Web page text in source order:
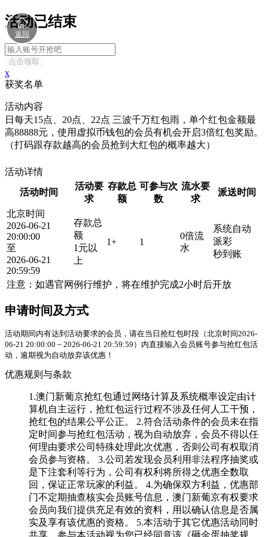
返回
活动已结束
点击领取
x
获奖名单
活动内容
全体会员凡是在当天存款1元+ ，在北京时间6月19日至6月21
日每天15点、20点、22点 三波千万红包雨，单个红包金额最
高88888元，使用虚拟币钱包的会员有机会开启3倍红包奖励。
（打码跟存款越高的会员抢到大红包的概率越大）
活动详情
活动时间
活动要
求
存款总
额
可参与次
数
流水要
求
派送时间
北京时间
2026-06-21
20:00:00
至
2026-06-21
20:59:59
存款总
额
1元以
上
1+ 1
0倍流
水
系统自动
派彩
秒到账
注意：如遇官网例行维护，将在维护完成2小时后开放
申请时间及方式
活动期间内有达到活动要求的会员，请在当日抢红包时段（北京时间2026-
06-21 20:00:00 ~ 2026-06-21 20:59:59）内直接输入会员账号参与抢红包活
动，逾期视为自动放弃该优惠！
优惠规则与条款
1.澳门新葡京抢红包通过网络计算及系统概率设定由计
算机自主运行， 抢红包运行过程不涉及任何人工干预，
抢红包的结果公平公正。 2.符合活动条件的会员未在指
定时间参与抢红包活动，视为自动放弃，会员不得以任
何理由要求公司特殊处理此次优惠，否则公司有权取消
会员参与资格。 3.公司若发现会员利用非法程序抽奖或
是下注套利等行为，公司有权利将所得之优惠全数取
回，保证正常玩家的利益。 4.为确保双方利益，优惠部
门不定期抽查核实会员账号信息，澳门新葡京有权要求
会员向我们提供充足有效的资料，用以确认信息是否属
实及享有该优惠的资格。 5.本活动于其它优惠活动同时